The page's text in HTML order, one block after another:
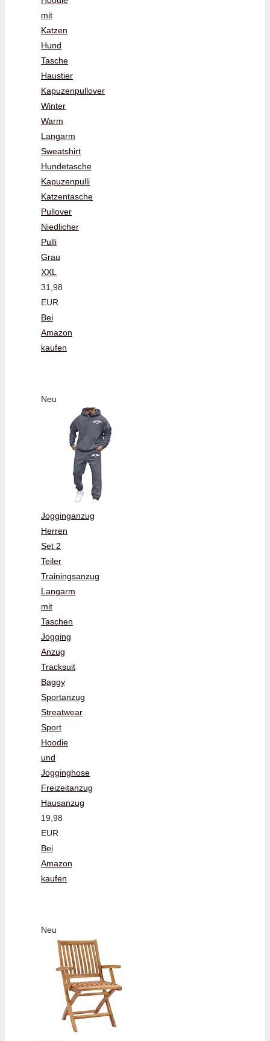
mit
Katzen
Hund
Tasche
Haustier
Kapuzenpullover
Winter
Warm
Langarm
Sweatshirt
Hundetasche
Kapuzenpulli
Katzentasche
Pullover
Niedlicher
Pulli
Grau
XXL
31,98
EUR
Bei
Amazon
kaufen
Neu
Jogginganzug
Herren
Set 2
Teiler
Trainingsanzug
Langarm
mit
Taschen
Jogging
Anzug
Tracksuit
Baggy
Sportanzug
Streatwear
Sport
Hoodie
und
Jogginghose
Freizeitanzug
Hausanzug
19,98
EUR
Bei
Amazon
kaufen
Neu